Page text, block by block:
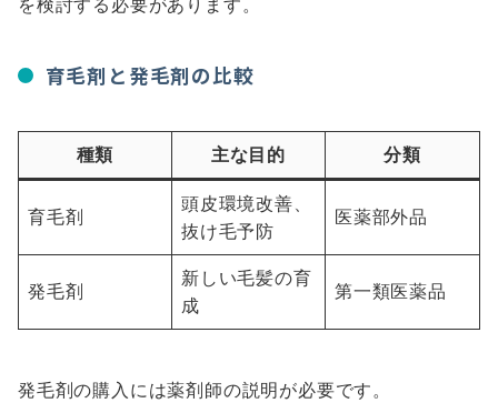
を検討する必要があります。
育毛剤と発毛剤の比較
種類 主な目的 分類
育毛剤
頭皮環境改善、
抜け毛予防
医薬部外品
発毛剤
新しい毛髪の育
成
第一類医薬品
発毛剤の購入には薬剤師の説明が必要です。